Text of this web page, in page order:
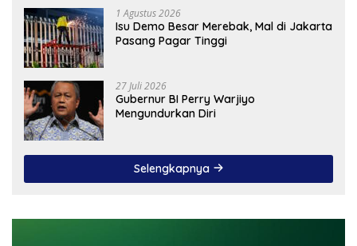
1 Agustus 2026
Isu Demo Besar Merebak, Mal di Jakarta
Pasang Pagar Tinggi
27 Juli 2026
Gubernur BI Perry Warjiyo
Mengundurkan Diri
Selengkapnya